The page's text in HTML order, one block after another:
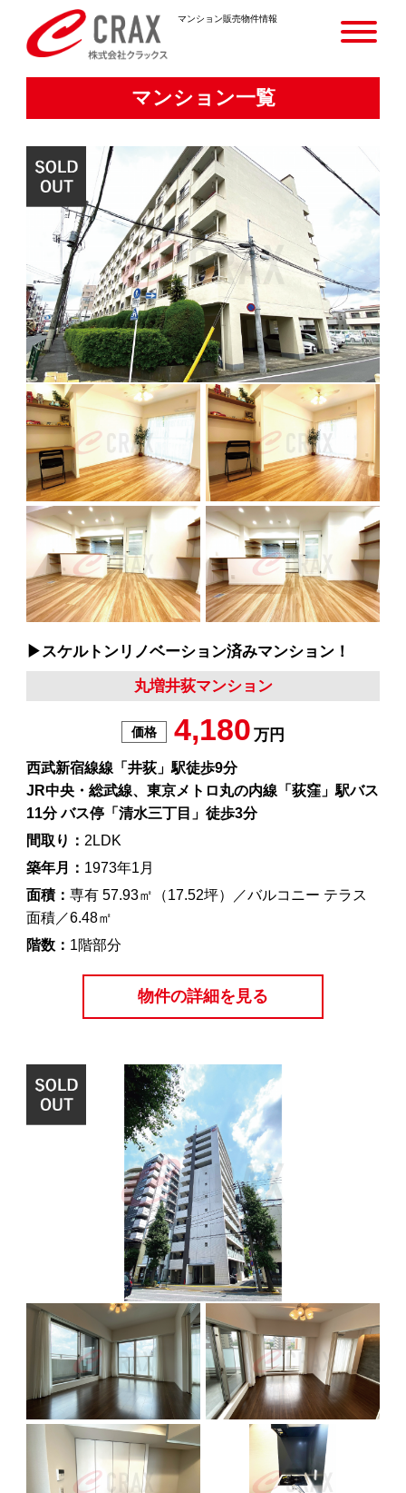
マンション販売物件情報
マンション一覧
▶︎スケルトンリノベーション済みマンション！
丸増井荻マンション
価格 4,180 万円
西武新宿線線「井荻」駅徒歩9分
JR中央・総武線、東京メトロ丸の内線「荻窪」駅バス
11分 バス停「清水三丁目」徒歩3分
間取り： 2LDK
築年月： 1973年1月
面積： 専有 57.93㎡（17.52坪）／バルコニー テラス
面積／6.48㎡
階数： 1階部分
物件の詳細を見る